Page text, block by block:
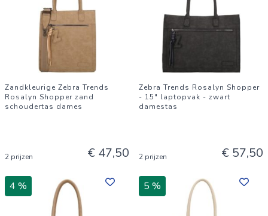
Zandkleurige Zebra Trends
Rosalyn Shopper zand
schoudertas dames
2 prijzen € 47,50
Zebra Trends Rosalyn Shopper
- 15" laptopvak - zwart
damestas
2 prijzen € 57,50
4 % 5 %